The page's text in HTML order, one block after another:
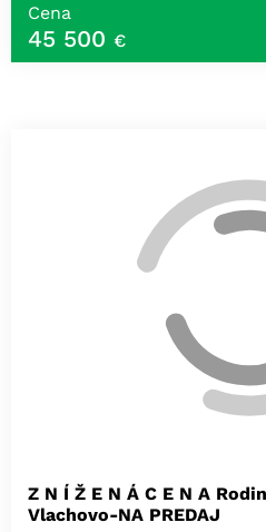
Cena
45 500 €
Z N Í Ž E N Á C E N A
Vlachovo-NA PREDAJ